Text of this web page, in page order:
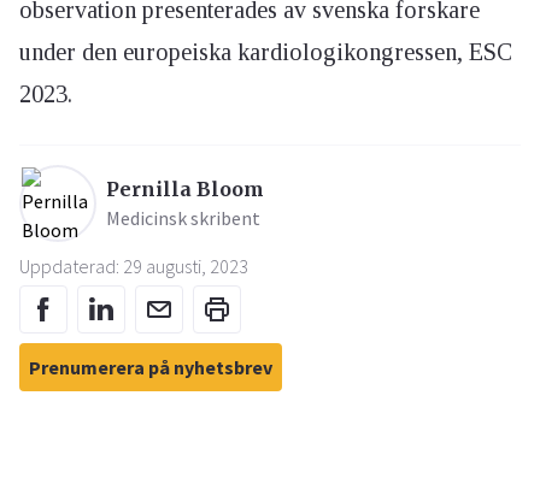
observation presenterades av svenska forskare
under den europeiska kardiologikongressen, ESC
2023.
Pernilla Bloom
Medicinsk skribent
Uppdaterad: 29 augusti, 2023
Prenumerera på nyhetsbrev